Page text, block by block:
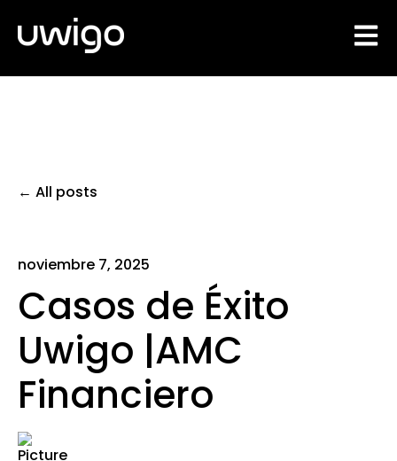
All posts
noviembre 7, 2025
Casos de Éxito
Uwigo |AMC
Financiero